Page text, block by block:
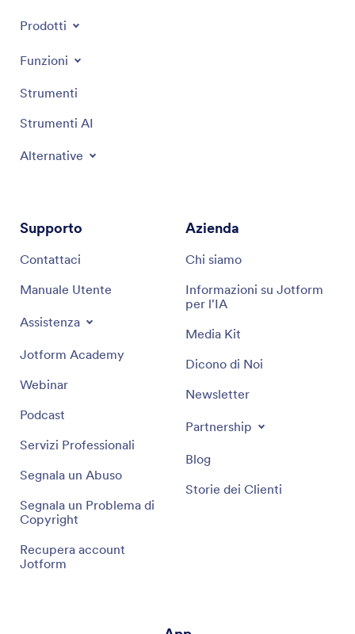
Prodotti
Funzioni
Strumenti
Strumenti AI
Alternative
Supporto
Contattaci
Manuale Utente
Assistenza
Jotform Academy
Webinar
Podcast
Servizi Professionali
Segnala un Abuso
Segnala un Problema di
Copyright
Recupera account
Jotform
Azienda
Chi siamo
Informazioni su Jotform
per l'IA
Media Kit
Dicono di Noi
Newsletter
Partnership
Blog
Storie dei Clienti